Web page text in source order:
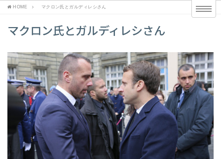
HOME マクロン氏とガルディレシさん
マクロン氏とガルディレシさん